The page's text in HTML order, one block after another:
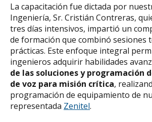
La capacitación fue dictada por
Ingeniería, Sr. Cristián Contreras,
tres días intensivos, impartió un
de formación que combinó sesiones
prácticas. Este enfoque integral
ingenieros adquirir habilidades
de las soluciones y programación
de voz para misión crítica,
programación de equipamiento de
representada Zenitel.